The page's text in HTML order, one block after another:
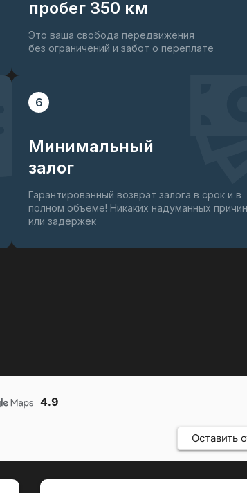
пробег 350 км
Это ваша свобода передвижения
без ограничений и забот о переплате
6
Минимальный
залог
Гарантированный возврат залога в срок и в
полном объеме! Никаких надуманных причин
или задержек
4.9
Оставить